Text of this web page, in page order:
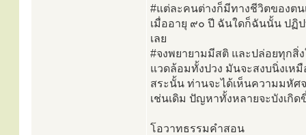
#แต่ละคนต่างก็มีทางชีวิตของตน
เมื่ออายุ ๙๐ ปี ฉันใดก็ฉันนั้น ปฏิ
เลย
#จงพยายามมีสติ และปล่อยทุกสิ่
แวดล้อมทั้งปวง มันจะสงบนิ่งเห
สระนั้น ท่านจะได้เห็นความมหัศ
เช่นเดิม ปัญหาทั้งหลายจะบังเกิ
โอวาทธรรมคำสอน